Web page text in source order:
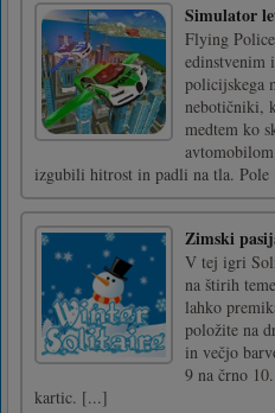
Simulator
Flying
edinstvenim
policijskega
nebotičniki,
medtem ko
izgubili hitrost in padli na tla.
Zimski
V tej igri
na štirih
lahko
položite na
in večjo
9 na črno
kartic. [...]